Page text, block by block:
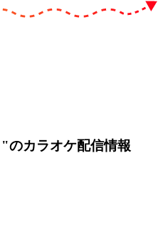
"のカラオケ配信情報